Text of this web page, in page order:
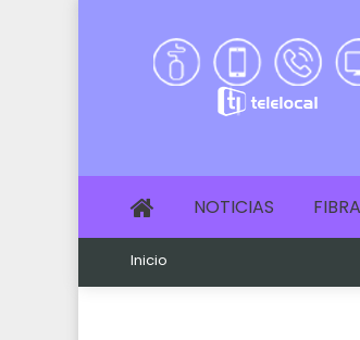
NOTICIAS
Inicio